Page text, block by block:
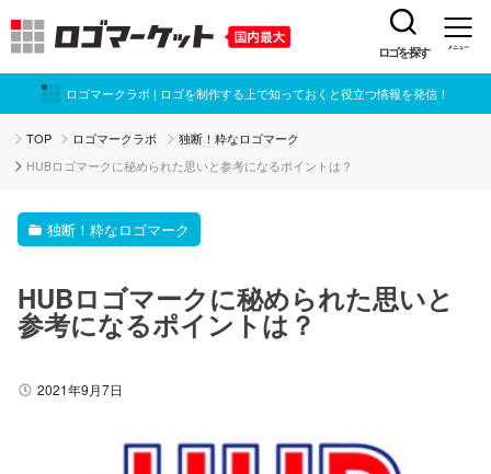
ロゴを探す メニュー
ロゴマークラボ | ロゴを制作する上で知っておくと役立つ情報を発信！
TOP ロゴマークラボ 独断！粋なロゴマーク
HUBロゴマークに秘められた思いと参考になるポイントは？
独断！粋なロゴマーク
HUBロゴマークに秘められた思いと
参考になるポイントは？
2021年9月7日